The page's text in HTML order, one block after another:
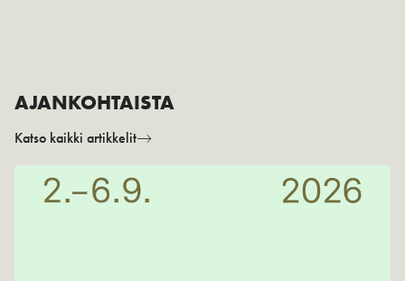
AJANKOHTAISTA
Katso kaikki artikkelit